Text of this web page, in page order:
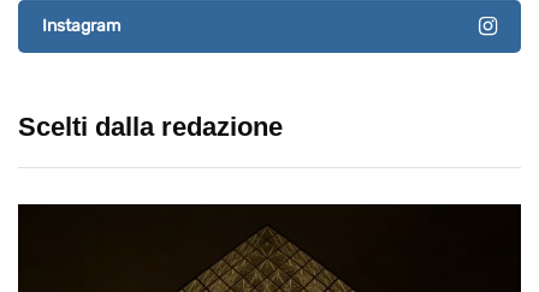
Instagram
Scelti dalla redazione